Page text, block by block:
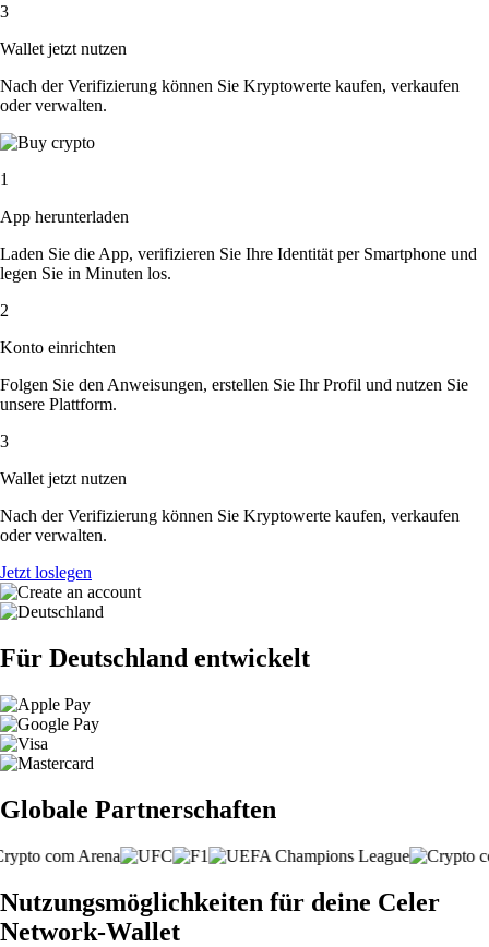
3
Wallet jetzt nutzen
Nach der Verifizierung können Sie Kryptowerte kaufen, verkaufen
oder verwalten.
1
App herunterladen
Laden Sie die App, verifizieren Sie Ihre Identität per Smartphone und
legen Sie in Minuten los.
2
Konto einrichten
Folgen Sie den Anweisungen, erstellen Sie Ihr Profil und nutzen Sie
unsere Plattform.
3
Wallet jetzt nutzen
Nach der Verifizierung können Sie Kryptowerte kaufen, verkaufen
oder verwalten.
Jetzt loslegen
Für Deutschland entwickelt
Globale Partnerschaften
Nutzungsmöglichkeiten für deine Celer
Network-Wallet